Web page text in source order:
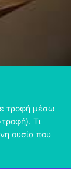
τροφή μέσω
Τι
ουσία που
[...]